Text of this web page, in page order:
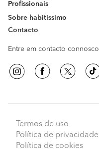
Profissionais
Sobre habitissimo
Contacto
Entre em contacto connosco
Termos de uso
Política de privacidade
Política de cookies